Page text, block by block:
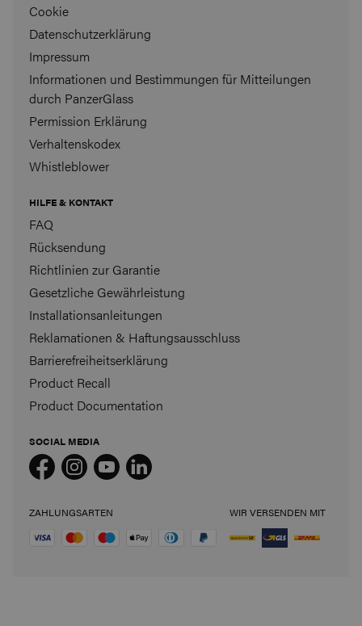
Cookie
Datenschutzerklärung
Impressum
Informationen und Bestimmungen für Mitteilungen
durch PanzerGlass
Permission Erklärung
Verhaltenskodex
Whistleblower
HILFE & KONTAKT
FAQ
Rücksendung
Richtlinien zur Garantie
Gesetzliche Gewährleistung
Installationsanleitungen
Reklamationen & Haftungsausschluss
Barrierefreiheitserklärung
Product Recall
Product Documentation
SOCIAL MEDIA
ZAHLUNGSARTEN WIR VERSENDEN MIT